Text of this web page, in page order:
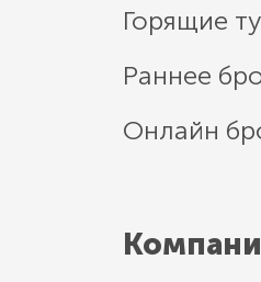
Горящие
Раннее
Онлайн